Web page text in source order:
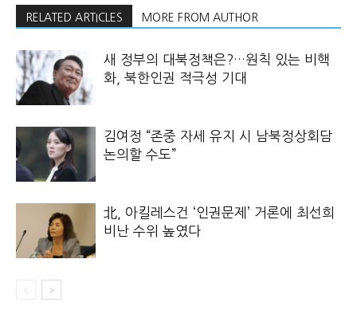
RELATED ARTICLES MORE FROM AUTHOR
새 정부의 대북정책은?…원칙 있는 비핵
화, 북한인권 적극성 기대
김여정 “존중 자세 유지 시 남북정상회담
논의할 수도”
北, 아킬레스건 ‘인권문제’ 거론에 최선희
비난 수위 높였다